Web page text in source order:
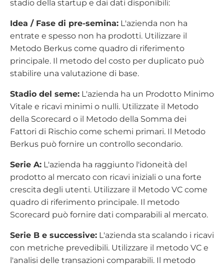
stadio della startup e dai dati disponibili:
Idea / Fase di pre-semina: L'azienda non ha
entrate e spesso non ha prodotti. Utilizzare il
Metodo Berkus come quadro di riferimento
principale. Il metodo del costo per duplicato può
stabilire una valutazione di base.
Stadio del seme: L'azienda ha un Prodotto Minimo
Vitale e ricavi minimi o nulli. Utilizzate il Metodo
della Scorecard o il Metodo della Somma dei
Fattori di Rischio come schemi primari. Il Metodo
Berkus può fornire un controllo secondario.
Serie A: L'azienda ha raggiunto l'idoneità del
prodotto al mercato con ricavi iniziali o una forte
crescita degli utenti. Utilizzare il Metodo VC come
quadro di riferimento principale. Il metodo
Scorecard può fornire dati comparabili al mercato.
Serie B e successive: L'azienda sta scalando i ricavi
con metriche prevedibili. Utilizzare il metodo VC e
l'analisi delle transazioni comparabili. Il metodo